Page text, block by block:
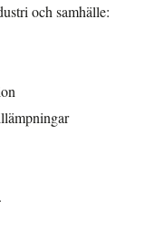
och samhälle: